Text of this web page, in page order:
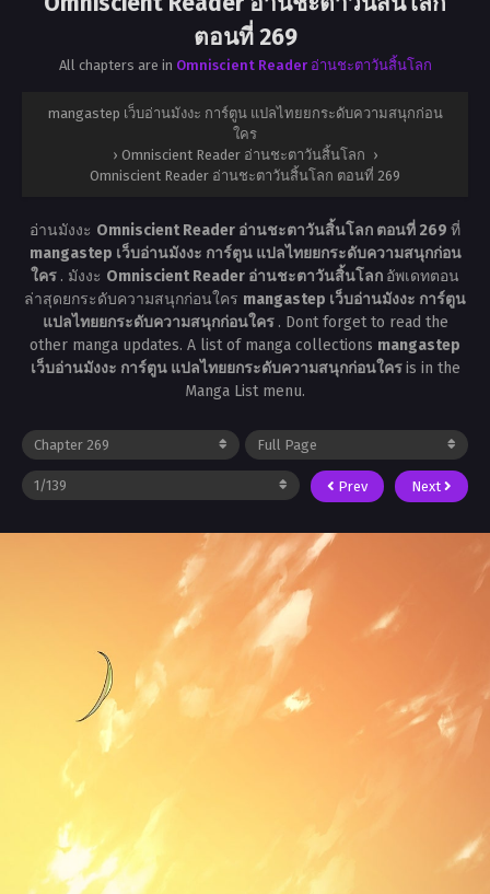
ตอนที่ 269
All chapters are in Omniscient Reader อ่านชะตาวันสิ้นโลก
mangastep เว็บอ่านมังงะ การ์ตูน แปลไทยยกระดับความสนุกก่อน
ใคร
› Omniscient Reader อ่านชะตาวันสิ้นโลก ›
Omniscient Reader อ่านชะตาวันสิ้นโลก ตอนที่ 269
อ่านมังงะ Omniscient Reader อ่านชะตาวันสิ้นโลก ตอนที่ 269 ที่
mangastep เว็บอ่านมังงะ การ์ตูน แปลไทยยกระดับความสนุกก่อน
ใคร . มังงะ Omniscient Reader อ่านชะตาวันสิ้นโลก อัพเดทตอน
ล่าสุดยกระดับความสนุกก่อนใคร mangastep เว็บอ่านมังงะ การ์ตูน
แปลไทยยกระดับความสนุกก่อนใคร . Dont forget to read the
other manga updates. A list of manga collections mangastep
เว็บอ่านมังงะ การ์ตูน แปลไทยยกระดับความสนุกก่อนใครis in the
Manga List menu.
Prev Next